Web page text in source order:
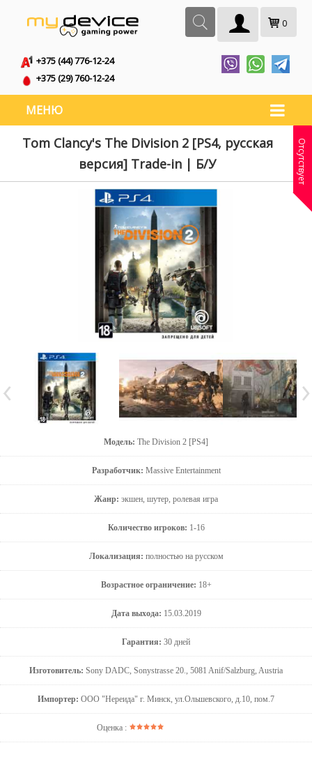
0
+375 (44) 776-12-24
+375 (29) 760-12-24
МЕНЮ
Tom Clancy's The Division 2 [PS4, русская
версия] Trade-in | Б/У
Модель: The Division 2 [PS4]
Разработчик: Massive Entertainment
Жанр: экшен, шутер, ролевая игра
Количество игроков: 1-16
Локализация: полностью на русском
Возрастное ограничение: 18+
Дата выхода: 15.03.2019
Гарантия: 30 дней
Изготовитель: Sony DADC, Sonystrasse 20., 5081 Anif/Salzburg, Austria
Импортер: ООО "Нереида" г. Минск, ул.Ольшевского, д.10, пом.7
Оценка :
Отсутствует